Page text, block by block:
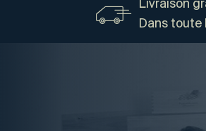
Livraison
Dans toute